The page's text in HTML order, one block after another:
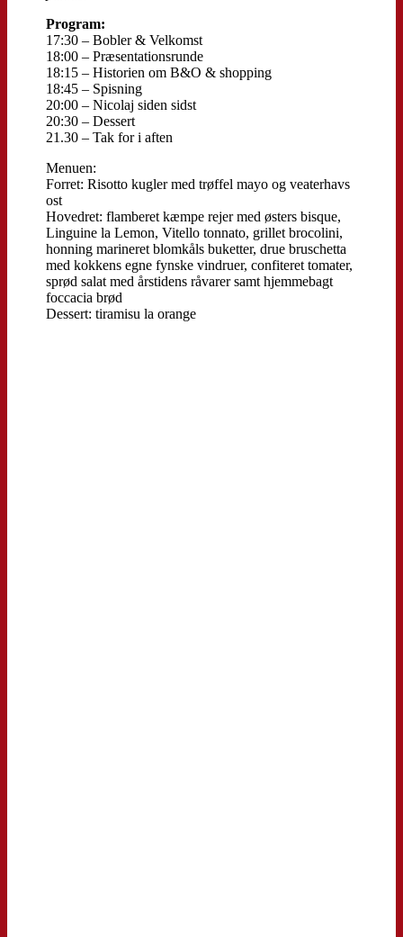
Program:
17:30 – Bobler & Velkomst
18:00 – Præsentationsrunde
18:15 – Historien om B&O & shopping
18:45 – Spisning
20:00 – Nicolaj siden sidst
20:30 – Dessert
21.30 – Tak for i aften
Menuen:
Forret: Risotto kugler med trøffel mayo og veaterhavs
ost
Hovedret: flamberet kæmpe rejer med østers bisque,
Linguine la Lemon, Vitello tonnato, grillet brocolini,
honning marineret blomkåls buketter, drue bruschetta
med kokkens egne fynske vindruer, confiteret tomater,
sprød salat med årstidens råvarer samt hjemmebagt
foccacia brød
Dessert: tiramisu la orange